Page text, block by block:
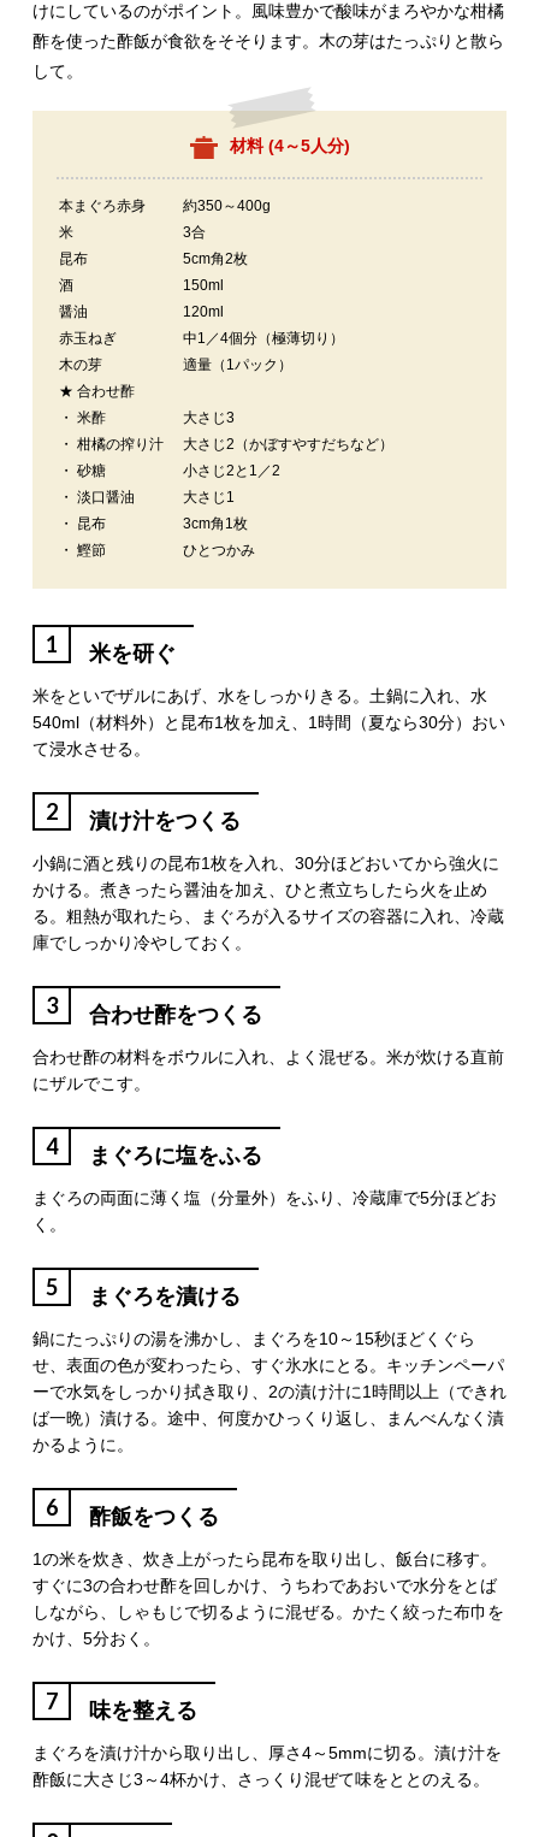
けにしているのがポイント。風味豊かで酸味がまろやかな柑橘
酢を使った酢飯が食欲をそそります。木の芽はたっぷりと散ら
して。
材料 (4～5人分)
本まぐろ赤身
約350～400g
米
3合
昆布
5cm角2枚
酒
150ml
醤油
120ml
赤玉ねぎ
中1／4個分（極薄切り）
木の芽
適量（1パック）
★ 合わせ酢
・ 米酢
大さじ3
・ 柑橘の搾り汁
大さじ2（かぼすやすだちなど）
・ 砂糖
小さじ2と1／2
・ 淡口醤油
大さじ1
・ 昆布
3cm角1枚
・ 鰹節
ひとつかみ
1 米を研ぐ
米をといでザルにあげ、水をしっかりきる。土鍋に入れ、水
540ml（材料外）と昆布1枚を加え、1時間（夏なら30分）おい
て浸水させる。
2 漬け汁をつくる
小鍋に酒と残りの昆布1枚を入れ、30分ほどおいてから強火に
かける。煮きったら醤油を加え、ひと煮立ちしたら火を止め
る。粗熱が取れたら、まぐろが入るサイズの容器に入れ、冷蔵
庫でしっかり冷やしておく。
3 合わせ酢をつくる
合わせ酢の材料をボウルに入れ、よく混ぜる。米が炊ける直前
にザルでこす。
4 まぐろに塩をふる
まぐろの両面に薄く塩（分量外）をふり、冷蔵庫で5分ほどお
く。
5 まぐろを漬ける
鍋にたっぷりの湯を沸かし、まぐろを10～15秒ほどくぐら
せ、表面の色が変わったら、すぐ氷水にとる。キッチンペーパ
ーで水気をしっかり拭き取り、2の漬け汁に1時間以上（できれ
ば一晩）漬ける。途中、何度かひっくり返し、まんべんなく漬
かるように。
6 酢飯をつくる
1の米を炊き、炊き上がったら昆布を取り出し、飯台に移す。
すぐに3の合わせ酢を回しかけ、うちわであおいで水分をとば
しながら、しゃもじで切るように混ぜる。かたく絞った布巾を
かけ、5分おく。
7 味を整える
まぐろを漬け汁から取り出し、厚さ4～5mmに切る。漬け汁を
酢飯に大さじ3～4杯かけ、さっくり混ぜて味をととのえる。